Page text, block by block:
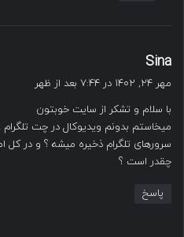
Sina
ف
:
مهر ۲۴, ۱۴۰۲ در ۷:۴۴ بعد از ظهر
با سلام و تشکر از سایت خوبتون
میخاستم بدونم ویدیوکال در چت
سرورهای تلگرام ذخیره میشه ؟ و در کل
چقدر است ؟
پاسخ